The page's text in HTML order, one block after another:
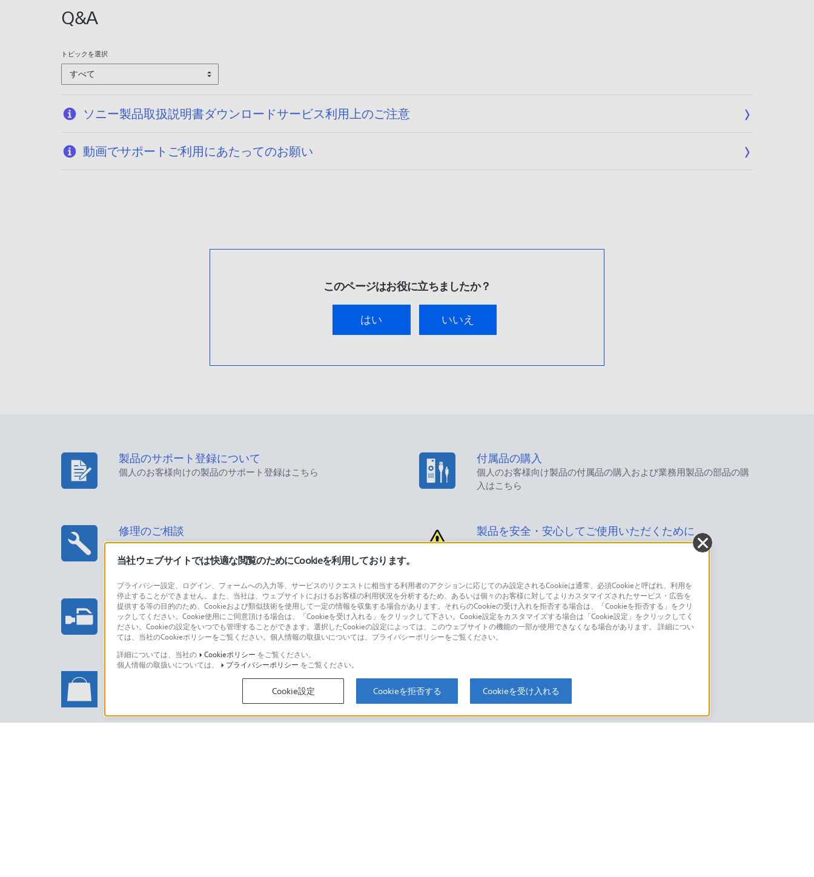
Q&A
トピックを選択
すべて
ソニー製品取扱説明書ダウンロードサービス利用上のご注意
動画でサポートご利用にあたってのお願い
このページはお役に立ちましたか？
はい いいえ
製品のサポート登録について
個人のお客様向けの製品のサポート登録はこちら
付属品の購入
個人のお客様向け製品の付属品の購入および業務用製品の部品の購
入はこちら
修理のご相談 製品を安全・安心してご使用いただくために
プロフェッショナル/業務用製品に関するお問い合わせ
法人のお客様はこちら
製品に関するお問い合わせ
個人のお客様はこちら
ソニーストアでのお買い物に関するご利用ガイド・お問
ソニーストアのご利用方法・サービスに関してのご案内はこちら
海外仕様製品
オーバーシーズモデルに関してのご案内はこちら
当社ウェブサイトでは快適な閲覧のためにCookieを利用しております。
プライバシー設定、ログイン、フォームへの入力等、サービスのリクエストに相当する利用者のアクションに応じてのみ設定されるCookieは通常、必須Cookieと呼ばれ、利用を
停止することができません。また、当社は、ウェブサイトにおけるお客様の利用状況を分析するため、あるいは個々のお客様に対してよりカスタマイズされたサービス・広告を
提供する等の目的のため、Cookieおよび類似技術を使用して一定の情報を収集する場合があります。それらのCookieの受け入れを拒否する場合は、「Cookieを拒否する」をクリ
ックしてください。Cookie使用にご同意頂ける場合は、「Cookieを受け入れる」をクリックして下さい。Cookie設定をカスタマイズする場合は「Cookie設定」をクリックしてく
ださい。Cookieの設定をいつでも管理することができます。選択したCookieの設定によっては、このウェブサイトの機能の一部が使用できなくなる場合があります。 詳細につい
ては、当社のCookieポリシーをご覧ください。個人情報の取扱いについては、プライバシーポリシーをご覧ください。
詳細については、当社の
Cookieポリシー をご覧ください。
個人情報の取扱いについては、
プライバシーポリシー をご覧ください。
Cookie設定 Cookieを拒否する Cookieを受け入れる